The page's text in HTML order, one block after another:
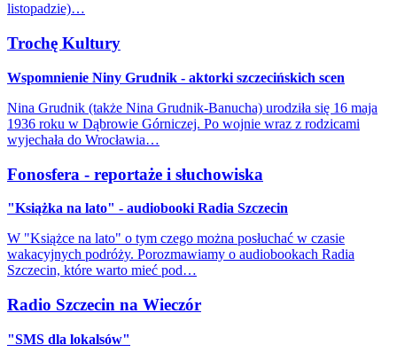
listopadzie)…
Trochę Kultury
Wspomnienie Niny Grudnik - aktorki szczecińskich scen
Nina Grudnik (także Nina Grudnik-Banucha) urodziła się 16 maja
1936 roku w Dąbrowie Górniczej. Po wojnie wraz z rodzicami
wyjechała do Wrocławia…
Fonosfera - reportaże i słuchowiska
"Książka na lato" - audiobooki Radia Szczecin
W "Książce na lato" o tym czego można posłuchać w czasie
wakacyjnych podróży. Porozmawiamy o audiobookach Radia
Szczecin, które warto mieć pod…
Radio Szczecin na Wieczór
"SMS dla lokalsów"